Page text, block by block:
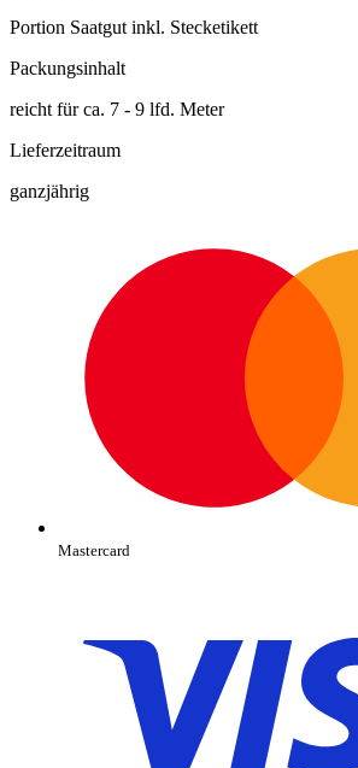
Portion Saatgut inkl. Stecketikett
Packungsinhalt
reicht für ca. 7 - 9 lfd. Meter
Lieferzeitraum
ganzjährig
Mastercard